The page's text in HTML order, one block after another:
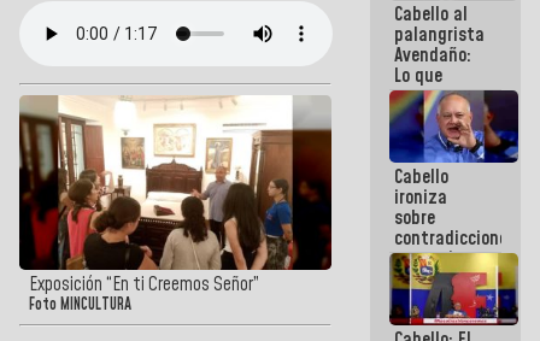
Exposición “En ti Creemos Señor”
Foto MINCULTURA
Cabello al
palangrista
Avendaño:
Lo que
vayas a
escribir
hazlo hoy
por que no
sabemos si
la semana
que viene
hay
programa
Cabello
ironiza
sobre
contradicciones
y mentiras
de María
Machado:
¡Créanle!